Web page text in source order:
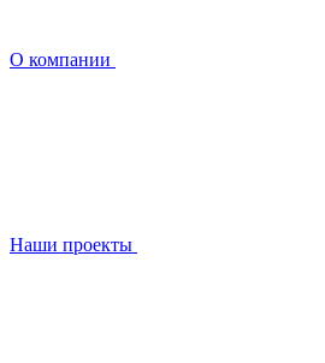
О компании
Наши проекты